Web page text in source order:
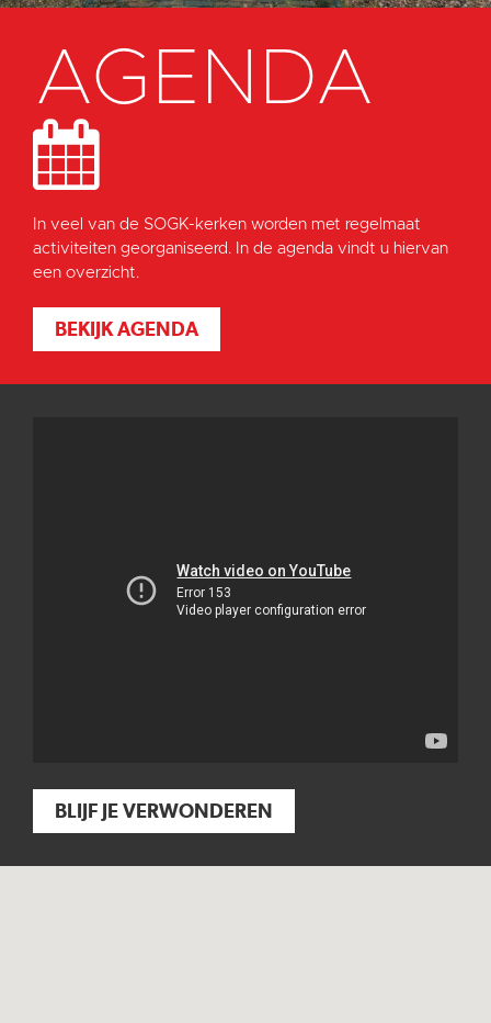
AGENDA
In veel van de SOGK-kerken worden met regelmaat
activiteiten georganiseerd. In de agenda vindt u hiervan
een overzicht.
BEKIJK AGENDA
BLIJF JE VERWONDEREN